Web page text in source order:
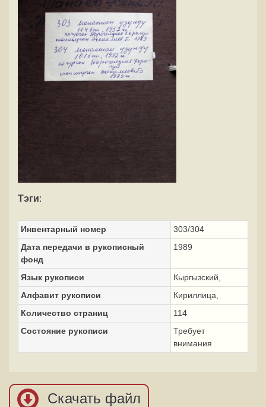
Тэги:
Инвентарный номер
303/304
Дата передачи в рукописный
фонд
1989
Язык рукописи
Кыргызский,
Алфавит рукописи
Кириллица,
Количество страниц
114
Состояние рукописи
Требует
внимания
Скачать файл